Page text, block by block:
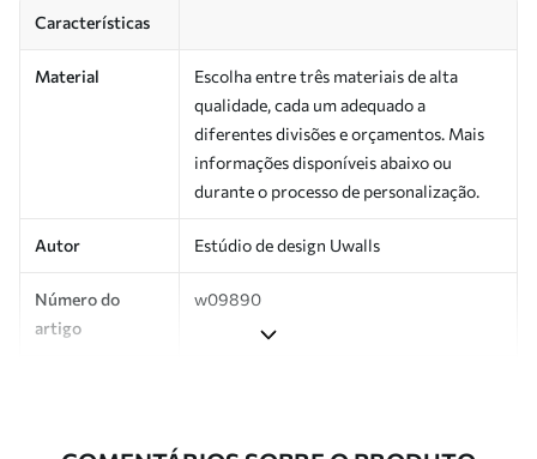
Características
Material
Escolha entre três materiais de alta
qualidade, cada um adequado a
diferentes divisões e orçamentos. Mais
informações disponíveis abaixo ou
durante o processo de personalização.
Autor Estúdio de design Uwalls
Número do
artigo
w09890